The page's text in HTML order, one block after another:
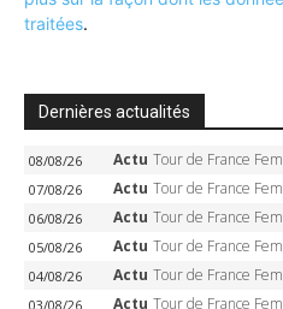
traitées.
Dernières actualités
08/08/26 Actu Tour de France Femmes 2026, étape 8 – Demi Vollering
07/08/26 Actu Tour de France Femmes 2026, étape 7 – Kasia Niewiadoma
06/08/26 Actu Tour de France Femmes 2026, étape 6 – Kim Le
05/08/26 Actu Tour de France Femmes 2026, étape 5 – Demi Vollering
04/08/26 Actu Tour de France Femmes 2026, étape 4 – Marlen
03/08/26 Actu Tour de France Femmes 2026, étape 3 – Sigrid